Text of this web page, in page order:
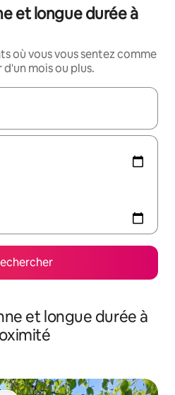
et longue durée à
où vous vous sentez comme
mois ou plus.
utilisez les flèches vers le
et longue durée à